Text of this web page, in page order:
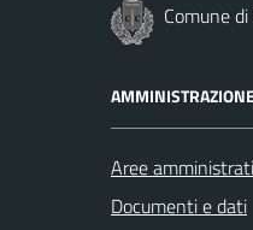
Comune
Aree
Documenti e dati